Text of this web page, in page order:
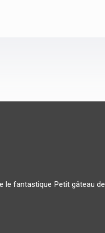
fantastique Petit gâteau